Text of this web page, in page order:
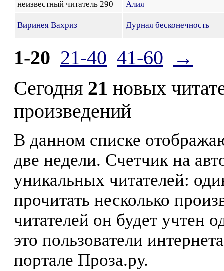
неизвестный читатель 290
Алия
Виринея Вахриз Дурная бесконечность
1-20 21-40 41-60
→
Сегодня 21 новых
произведений
В данном списке
две недели. Счетчик на
уникальных читателей:
прочитать несколько
читателей он будет учтен
это пользователи
портале Проза.ру.